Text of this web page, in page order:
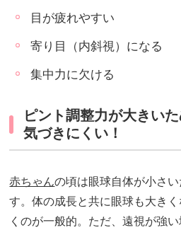
目が疲れやすい
寄り目（内斜視）になる
集中力に欠ける
ピント調整力が大きい
気づきにくい！
赤ちゃんの頃は眼球自体が小さ
す。体の成長と共に眼球も大き
くのが一般的。ただ、遠視が強